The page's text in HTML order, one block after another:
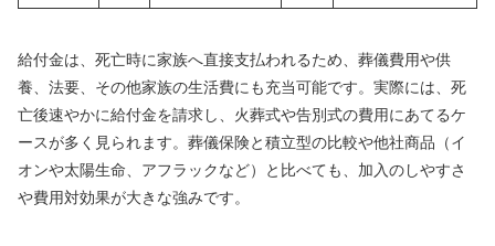
給付金は、死亡時に家族へ直接支払われるため、葬儀費用や供
養、法要、その他家族の生活費にも充当可能です。実際には、死
亡後速やかに給付金を請求し、火葬式や告別式の費用にあてるケ
ースが多く見られます。葬儀保険と積立型の比較や他社商品（イ
オンや太陽生命、アフラックなど）と比べても、加入のしやすさ
や費用対効果が大きな強みです。